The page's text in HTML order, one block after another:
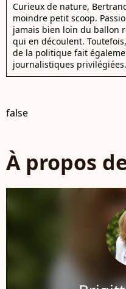
Curieux de nature,
moindre petit scoop.
jamais bien loin du ballon
qui en découlent.
de la politique fait
journalistiques privilégiées.
false
À propos